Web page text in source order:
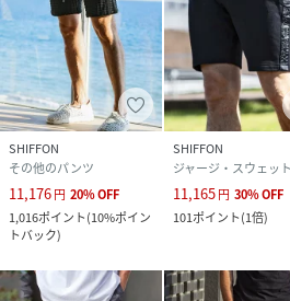
SHIFFON
その他のパンツ
11,176円 20%OFF
1,016ポイント(10%ポイン
トバック)
SHIFFON
11,165円 30%OFF
101ポイント(1倍)